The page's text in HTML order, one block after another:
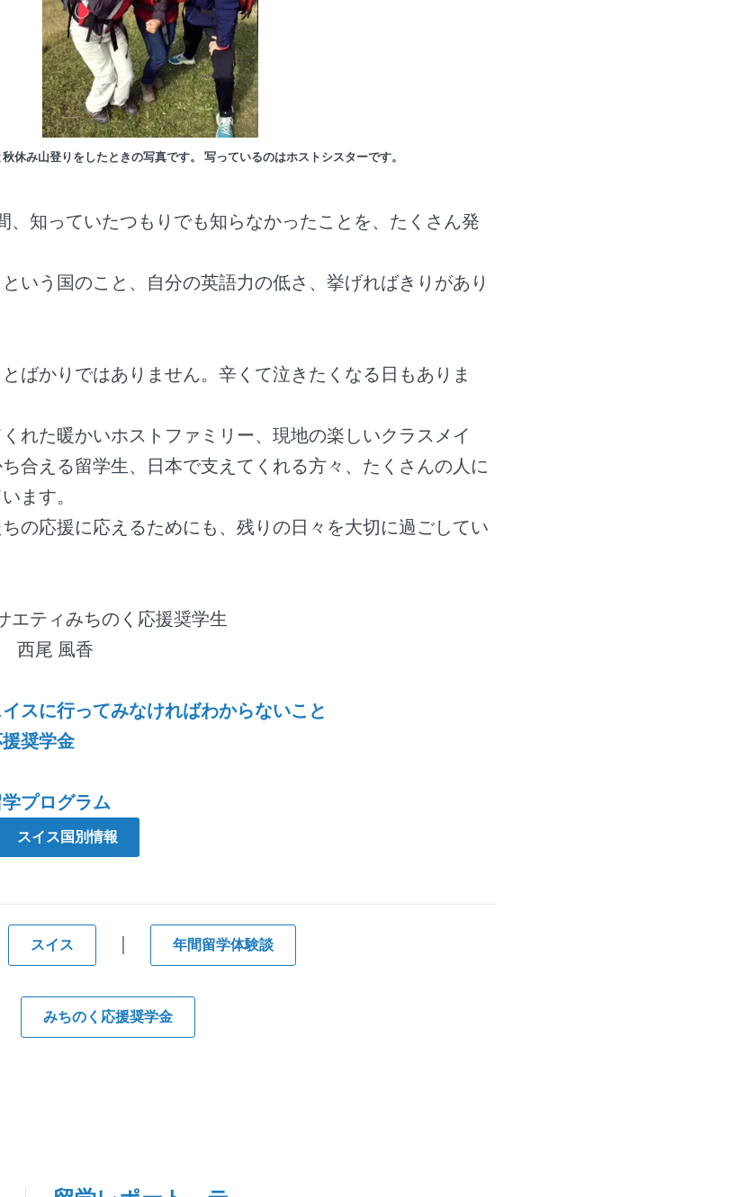
休み山登りをしたときの写真です。 写っているのはホストシスターです。
、知っていたつもりでも知らなかったことを、たくさん発
いう国のこと、自分の英語力の低さ、挙げればきりがあり
ばかりではありません。辛くて泣きたくなる日もありま
れた暖かいホストファミリー、現地の楽しいクラスメイ
合える留学生、日本で支えてくれる方々、たくさんの人に
ます。
の応援に応えるためにも、残りの日々を大切に過ごしてい
ティみちのく応援奨学生
西尾 風香
スに行ってみなければわからないこと
奨学金
プログラム
スイス国別情報
スイス 年間留学体験談
みちのく応援奨学金